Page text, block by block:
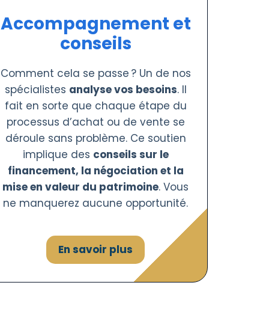
Accompagnement et
conseils
Comment cela se passe ? Un de nos
spécialistes analyse vos besoins. Il
fait en sorte que chaque étape du
processus d’achat ou de vente se
déroule sans problème. Ce soutien
implique des conseils sur le
financement, la négociation et la
mise en valeur du patrimoine. Vous
ne manquerez aucune opportunité.
En savoir plus